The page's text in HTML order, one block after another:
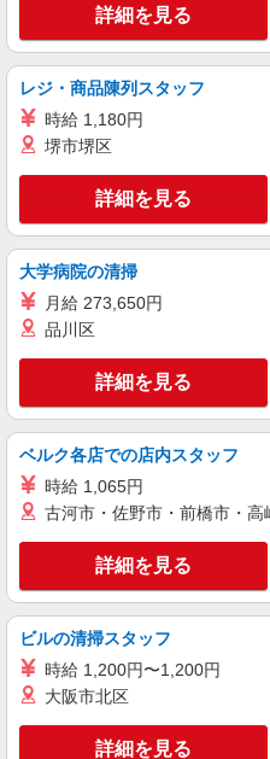
キープ
アルバイト パート
ＢＡＮＫＡＮ
東京都江
センター
キープ
契約社員
BRIEFING
アパレル販売
［契約社員
給：月給 22万1000円
【一律手当】
勤・家族手当
業が発生した
は経験・能力
アーバン
豊洲2-4-9 ア
キープ
パート 契約社員
Sunglasses＆EyewearShop Creer
［アルバ
円〜 ※経験・
ダイバー
1-1-10 ダイバ
詳細を見る
レジ・商品陳列スタッフ
時給 1,180円
堺市堺区
詳細を見る
大学病院の清掃
月給 273,650円
品川区
詳細を見る
ベルク各店での店内スタッフ
時給 1,065円
古河市・佐野市・前橋市・
詳細を見る
ビルの清掃スタッフ
時給 1,200円〜1,200円
大阪市北区
詳細を見る